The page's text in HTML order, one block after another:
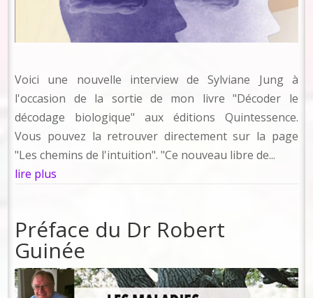
Voici une nouvelle interview de Sylviane Jung à
l'occasion de la sortie de mon livre "Décoder le
décodage biologique" aux éditions Quintessence.
Vous pouvez la retrouver directement sur la page
"Les chemins de l'intuition". "Ce nouveau libre de...
lire plus
Préface du Dr Robert
Guinée